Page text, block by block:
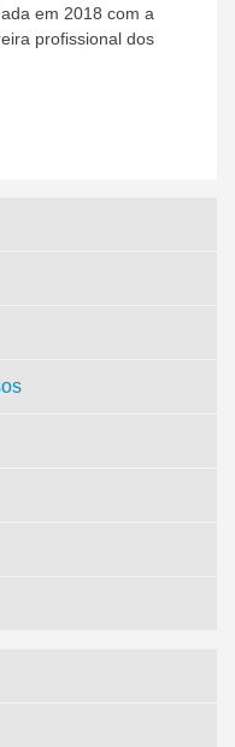
em 2018 com a
profissional dos